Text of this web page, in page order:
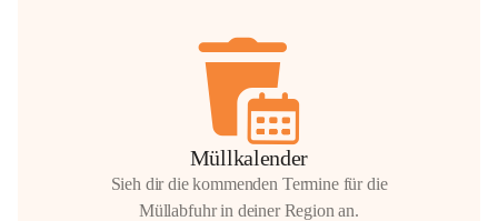
Müllkalender
Sieh dir die kommenden Termine für die
Müllabfuhr in deiner Region an.